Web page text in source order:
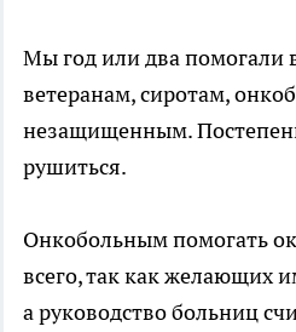
Мы год или два помогали
ветеранам, сиротам,
незащищенным.
рушиться.
Онкобольным помогать
всего, так как желающих
а руководство больниц